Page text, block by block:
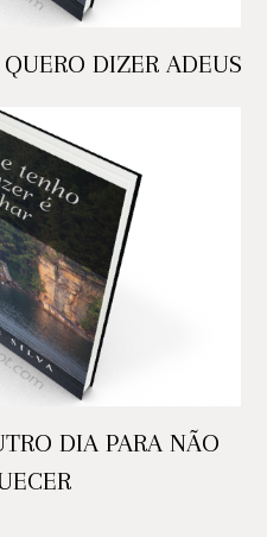
DIZER ADEUS
DIA PARA NÃO